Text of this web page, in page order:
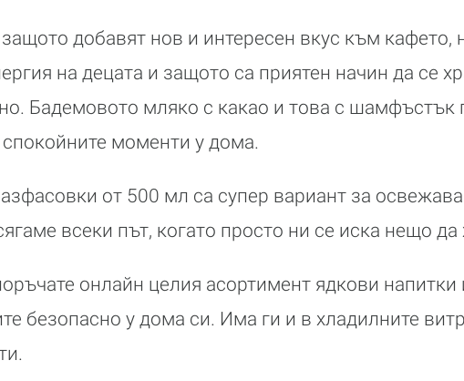
добавят нов и интересен вкус към кафето,
на децата и защото са приятен начин да се
Бадемовото мляко с какао и това с шамфъстък
спокойните моменти у дома.
от 500 мл са супер вариант за
всеки път, когато просто ни се иска нещо да
онлайн целия асортимент ядкови напитки
безопасно у дома си. Има ги и в хладилните